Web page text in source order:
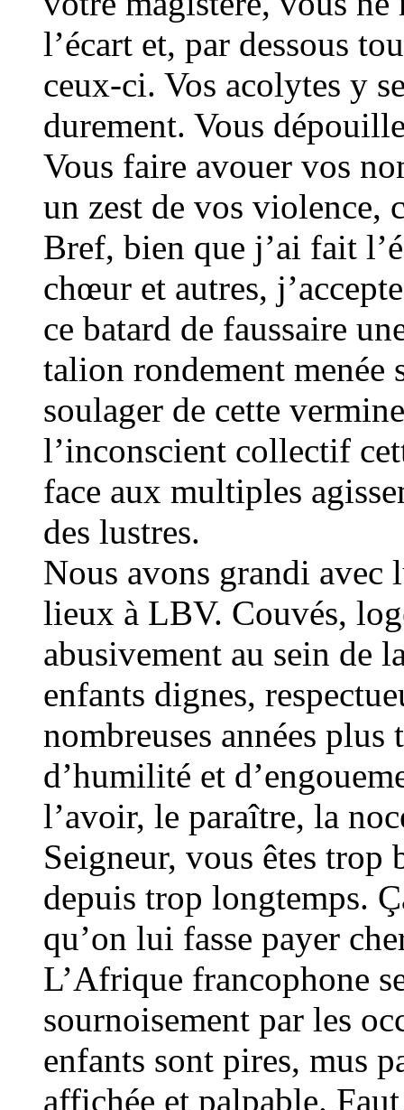
l’écart et, par dessous
ceux-ci. Vos acolytes y
durement. Vous
Vous faire avouer vos
un zest de vos violence,
Bref, bien que j’ai fait
chœur et autres,
ce batard de faussaire
talion rondement menée
soulager de cette
l’inconscient collectif
face aux multiples
des lustres.
Nous avons grandi avec
lieux à LBV. Couvés,
abusivement au sein de
enfants dignes,
nombreuses années plus
d’humilité et
l’avoir, le paraître, la
Seigneur, vous êtes
depuis trop longtemps.
qu’on lui fasse payer
L’Afrique francophone
sournoisement par les
enfants sont pires, mus
affichée et palpable.